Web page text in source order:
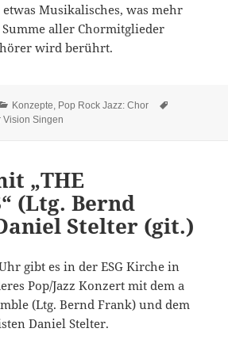
Musikalisches, was mehr
aller Chormitglieder
wird berührt.
Kategorien
Konzepte, Pop Rock Jazz: Chor
Vision Singen
„THE
(Ltg. Bernd
Stelter (git.)
gibt es in der ESG Kirche in
Pop/Jazz Konzert mit dem a
(Ltg. Bernd Frank) und dem
Daniel Stelter.